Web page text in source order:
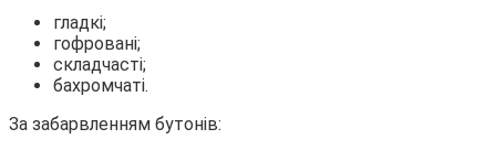
гладкі;
гофровані;
складчасті;
бахромчаті.
За забарвленням бутонів: